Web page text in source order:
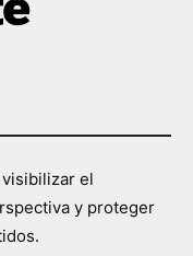
el
y proteger